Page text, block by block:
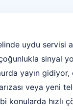
uydu servisi
sinyal
yayın gidiyor,
veya yeni
konularda hızlı